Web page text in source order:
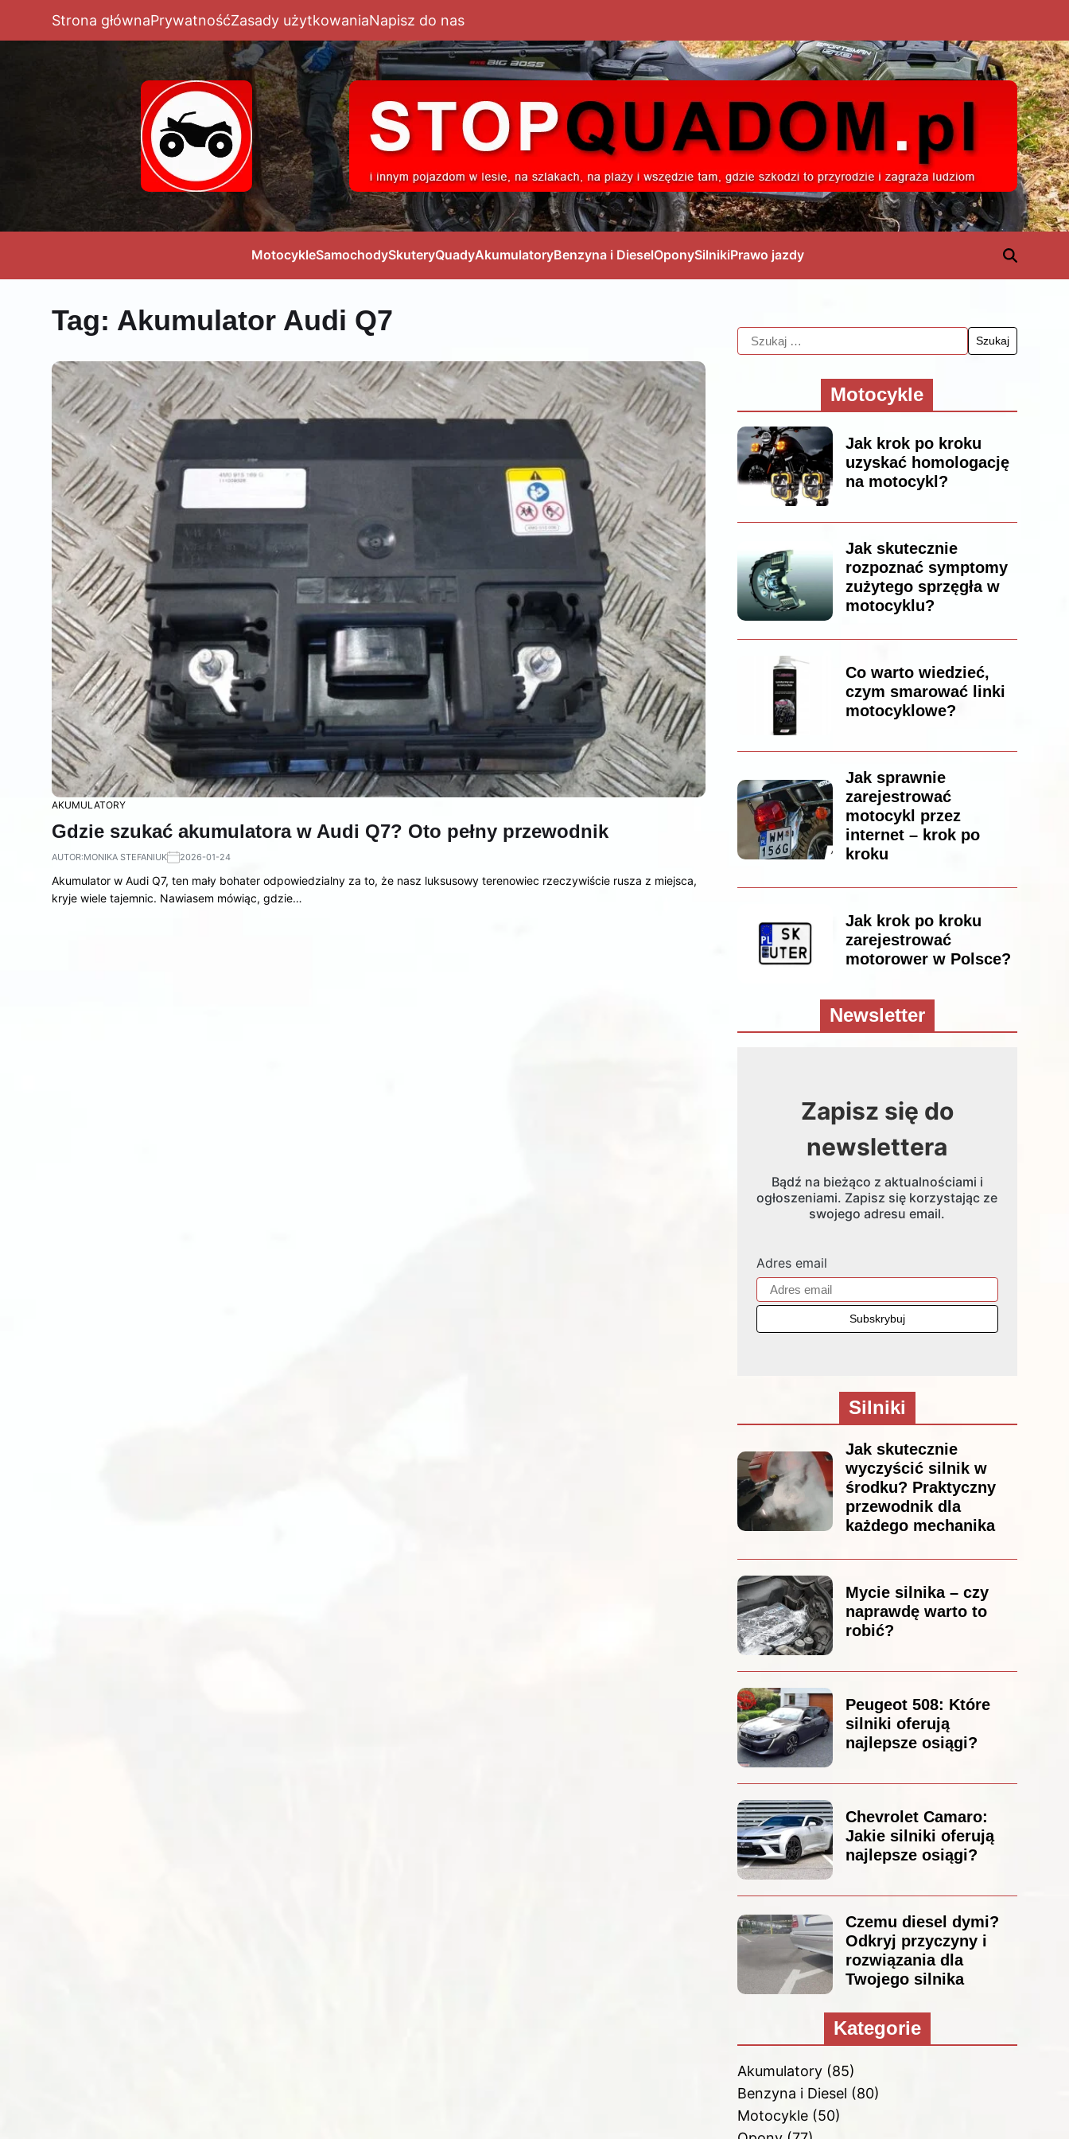
Strona głównaPrywatnośćZasady użytkowaniaNapisz do nas
MotocykleSamochodySkuteryQuadyAkumulatoryBenzyna i DieselOponySilnikiPrawo jazdy
Tag: Akumulator Audi Q7
AKUMULATORY
Gdzie szukać akumulatora w Audi Q7? Oto pełny przewodnik
AUTOR:MONIKA STEFANIUK 2026-01-24
Akumulator w Audi Q7, ten mały bohater odpowiedzialny za to, że nasz luksusowy terenowiec rzeczywiście rusza z miejsca,
kryje wiele tajemnic. Nawiasem mówiąc, gdzie…
Motocykle
Jak krok po kroku
uzyskać homologację
na motocykl?
Jak skutecznie
rozpoznać symptomy
zużytego sprzęgła w
motocyklu?
Co warto wiedzieć,
czym smarować linki
motocyklowe?
Jak sprawnie
zarejestrować
motocykl przez
internet – krok po
kroku
Jak krok po kroku
zarejestrować
motorower w Polsce?
Newsletter
Zapisz się do
newslettera
Bądź na bieżąco z aktualnościami i
ogłoszeniami. Zapisz się korzystając ze
swojego adresu email.
Adres email
Silniki
Jak skutecznie
wyczyścić silnik w
środku? Praktyczny
przewodnik dla
każdego mechanika
Mycie silnika – czy
naprawdę warto to
robić?
Peugeot 508: Które
silniki oferują
najlepsze osiągi?
Chevrolet Camaro:
Jakie silniki oferują
najlepsze osiągi?
Czemu diesel dymi?
Odkryj przyczyny i
rozwiązania dla
Twojego silnika
Kategorie
Akumulatory(85)
Benzyna i Diesel (80)
Motocykle(50)